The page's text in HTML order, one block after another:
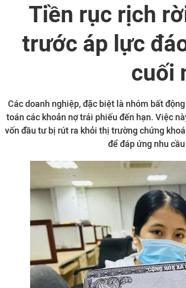
Tiền rục rịch
trước áp lực
cuối
Các doanh nghiệp, đặc biệt là nhóm bất
toán các khoản nợ trái phiếu đến hạn. Việc
vốn đầu tư bị rút ra khỏi thị trường chứng
để đáp ứng nhu